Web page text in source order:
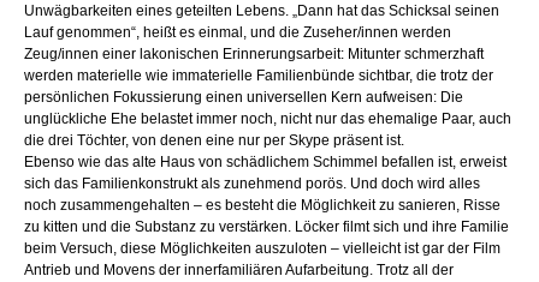
Unwägbarkeiten eines geteilten Lebens. „Dann hat das Schicksal seinen
Lauf genommen“, heißt es einmal, und die Zuseher/innen werden
Zeug/innen einer lakonischen Erinnerungsarbeit: Mitunter schmerzhaft
werden materielle wie immaterielle Familienbünde sichtbar, die trotz der
persönlichen Fokussierung einen universellen Kern aufweisen: Die
unglückliche Ehe belastet immer noch, nicht nur das ehemalige Paar, auch
die drei Töchter, von denen eine nur per Skype präsent ist.
Ebenso wie das alte Haus von schädlichem Schimmel befallen ist, erweist
sich das Familienkonstrukt als zunehmend porös. Und doch wird alles
noch zusammengehalten – es besteht die Möglichkeit zu sanieren, Risse
zu kitten und die Substanz zu verstärken. Löcker filmt sich und ihre Familie
beim Versuch, diese Möglichkeiten auszuloten – vielleicht ist gar der Film
Antrieb und Movens der innerfamiliären Aufarbeitung. Trotz all der